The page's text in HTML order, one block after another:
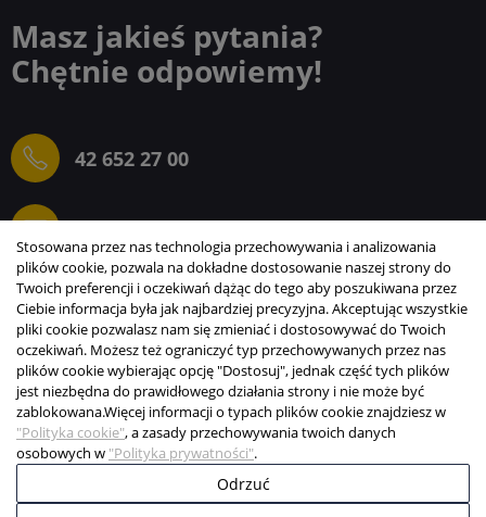
Masz jakieś pytania?
Chętnie odpowiemy!
42 652 27 00
ELEKTROGIEŁDA SZ.ŻACZKIEWICZ; M.KARLIŃSKI
SP.J.
INFORMACJE
STREFA KLIENTA
Stosowana przez nas technologia przechowywania i analizowania
plików cookie, pozwala na dokładne dostosowanie naszej strony do
Twoich preferencji i oczekiwań dążąc do tego aby poszukiwana przez
Ciebie informacja była jak najbardziej precyzyjna. Akceptując wszystkie
pliki cookie pozwalasz nam się zmieniać i dostosowywać do Twoich
oczekiwań. Możesz też ograniczyć typ przechowywanych przez nas
plików cookie wybierając opcję "Dostosuj", jednak część tych plików
jest niezbędna do prawidłowego działania strony i nie może być
zablokowana.Więcej informacji o typach plików cookie znajdziesz w
"Polityka cookie", a zasady przechowywania twoich danych
osobowych w "Polityka prywatności".
Odrzuć
Copyright © 2003-2026 Elektrogiełda s.j.
Projekt i realizacja:BigCom